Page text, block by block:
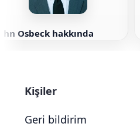
Osbeck hakkında
Kişiler
Geri bildirim